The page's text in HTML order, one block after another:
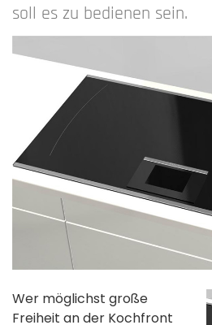
soll es zu bedienen sein.
Wer möglichst große
Freiheit an der Kochfront